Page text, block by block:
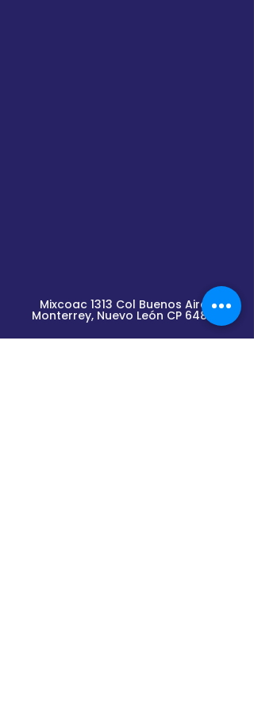
Mixcoac 1313 Col Buenos Aires
Monterrey, Nuevo León CP 64800